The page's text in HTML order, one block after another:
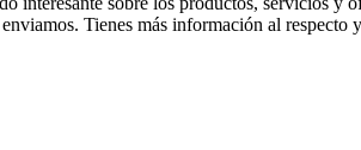
Tienes más información al